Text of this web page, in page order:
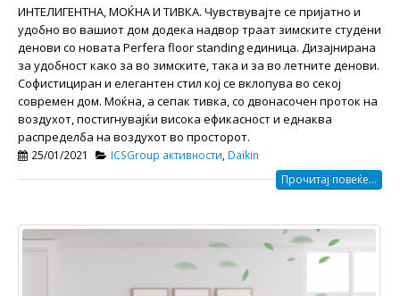
ИНТЕЛИГЕНТНА, МОЌНА И ТИВКА. Чувствувајте се пријатно и
удобно во вашиот дом додека надвор траат зимските студени
денови со новата Perfera floor standing единица. Дизајнирана
за удобност како за во зимските, така и за во летните денови.
Софистициран и елегантен стил кој се вклопува во секој
современ дом. Моќна, а сепак тивка, со двонасочен проток на
воздухот, постигнувајќи висока ефикасност и еднаква
распределба на воздухот во просторот.
25/01/2021 ICSGroup активности Daikin
Прочитај повеќе...